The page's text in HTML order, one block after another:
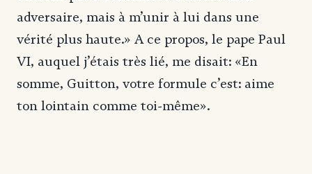
adversaire, mais à m’unir à lui dans une
vérité plus haute.» A ce propos, le pape Paul
VI, auquel j’étais très lié, me disait: «En
somme, Guitton, votre formule c’est: aime
ton lointain comme toi-même».